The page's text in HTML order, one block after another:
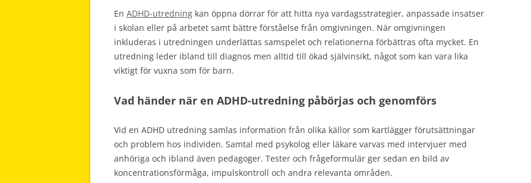
En ADHD-utredning kan öppna dörrar för att hitta nya vardagsstrategier, anpassade insatser
i skolan eller på arbetet samt bättre förståelse från omgivningen. När omgivningen
inkluderas i utredningen underlättas samspelet och relationerna förbättras ofta mycket. En
utredning leder ibland till diagnos men alltid till ökad självinsikt, något som kan vara lika
viktigt för vuxna som för barn.
Vad händer när en ADHD-utredning påbörjas och genomförs
Vid en ADHD utredning samlas information från olika källor som kartlägger förutsättningar
och problem hos individen. Samtal med psykolog eller läkare varvas med intervjuer med
anhöriga och ibland även pedagoger. Tester och frågeformulär ger sedan en bild av
koncentrationsförmåga, impulskontroll och andra relevanta områden.